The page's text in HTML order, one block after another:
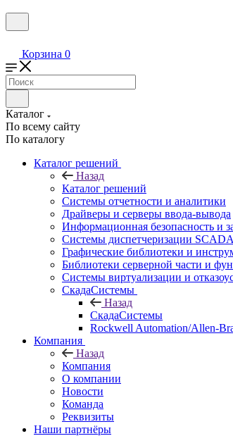
Корзина 0
Каталог
По всему сайту
По каталогу
Каталог решений
Назад
Каталог решений
Системы отчетности и аналитики
Драйверы и серверы ввода-вывода
Информационная безопасность и
Системы диспетчеризации
Графические библиотеки и
Библиотеки серверной части и
Системы виртуализации и
СкадаСистемы
Назад
СкадаСистемы
Rockwell Automation/Allen-
Компания
Назад
Компания
О компании
Новости
Команда
Реквизиты
Наши партнёры